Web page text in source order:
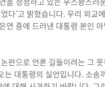
다’고 밝혔습니다. 우리 외교
중에 드러낸 대통령 본인
란으로 언론 길들이려는 그
대통령의 실언입니다. 소송